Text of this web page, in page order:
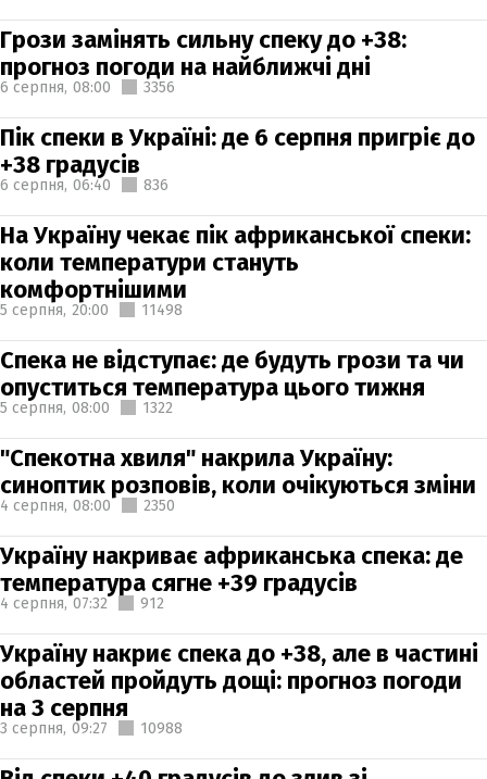
Грози замінять сильну спеку до +38:
прогноз погоди на найближчі дні
6 серпня, 08:00 3356
Пік спеки в Україні: де 6 серпня пригріє до
+38 градусів
6 серпня, 06:40 836
На Україну чекає пік африканської спеки:
коли температури стануть
комфортнішими
5 серпня, 20:00 11498
Спека не відступає: де будуть грози та чи
опуститься температура цього тижня
5 серпня, 08:00 1322
"Спекотна хвиля" накрила Україну:
синоптик розповів, коли очікуються зміни
4 серпня, 08:00 2350
Україну накриває африканська спека: де
температура сягне +39 градусів
4 серпня, 07:32 912
Україну накриє спека до +38, але в частині
областей пройдуть дощі: прогноз погоди
на 3 серпня
3 серпня, 09:27 10988